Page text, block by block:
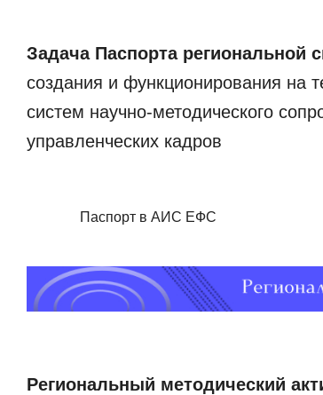
Задача Паспорта региональной
создания и функционирования на
систем научно-методического
управленческих кадров
Паспорт в АИС ЕФС
Региональный методический